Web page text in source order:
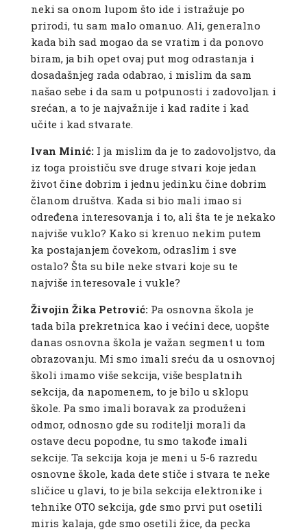
neki sa onom lupom što ide i istražuje po
prirodi, tu sam malo omanuo. Ali, generalno
kada bih sad mogao da se vratim i da ponovo
biram, ja bih opet ovaj put mog odrastanja i
dosadašnjeg rada odabrao, i mislim da sam
našao sebe i da sam u potpunosti i zadovoljan i
srećan, a to je najvažnije i kad radite i kad
učite i kad stvarate.
Ivan Minić:I ja mislim da je to zadovoljstvo, da
iz toga proističu sve druge stvari koje jedan
život čine dobrim i jednu jedinku čine dobrim
članom društva. Kada si bio mali imao si
određena interesovanja i to, ali šta te je nekako
najviše vuklo? Kako si krenuo nekim putem
ka postajanjem čovekom, odraslim i sve
ostalo? Šta su bile neke stvari koje su te
najviše interesovale i vukle?
Živojin Žika Petrović:Pa osnovna škola je
tada bila prekretnica kao i većini dece, uopšte
danas osnovna škola je važan segment u tom
obrazovanju. Mi smo imali sreću da u osnovnoj
školi imamo više sekcija, više besplatnih
sekcija, da napomenem, to je bilo u sklopu
škole. Pa smo imali boravak za produženi
odmor, odnosno gde su roditelji morali da
ostave decu popodne, tu smo takođe imali
sekcije. Ta sekcija koja je meni u 5-6 razredu
osnovne škole, kada dete stiče i stvara te neke
sličice u glavi, to je bila sekcija elektronike i
tehnike OTO sekcija, gde smo prvi put osetili
miris kalaja, gde smo osetili žice, da pecka